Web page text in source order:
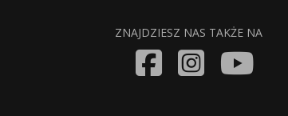
ZNAJDZIESZ NAS TAKŻE NA